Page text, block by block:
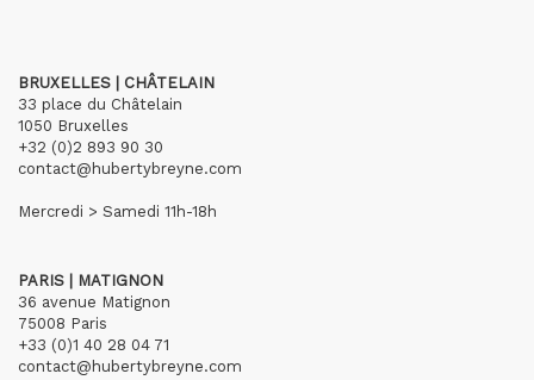
BRUXELLES | CHÂTELAIN
33 place du Châtelain
1050 Bruxelles
+32 (0)2 893 90 30
contact@hubertybreyne.com
Mercredi > Samedi 11h-18h
PARIS | MATIGNON
36 avenue Matignon
75008 Paris
+33 (0)1 40 28 04 71
contact@hubertybreyne.com